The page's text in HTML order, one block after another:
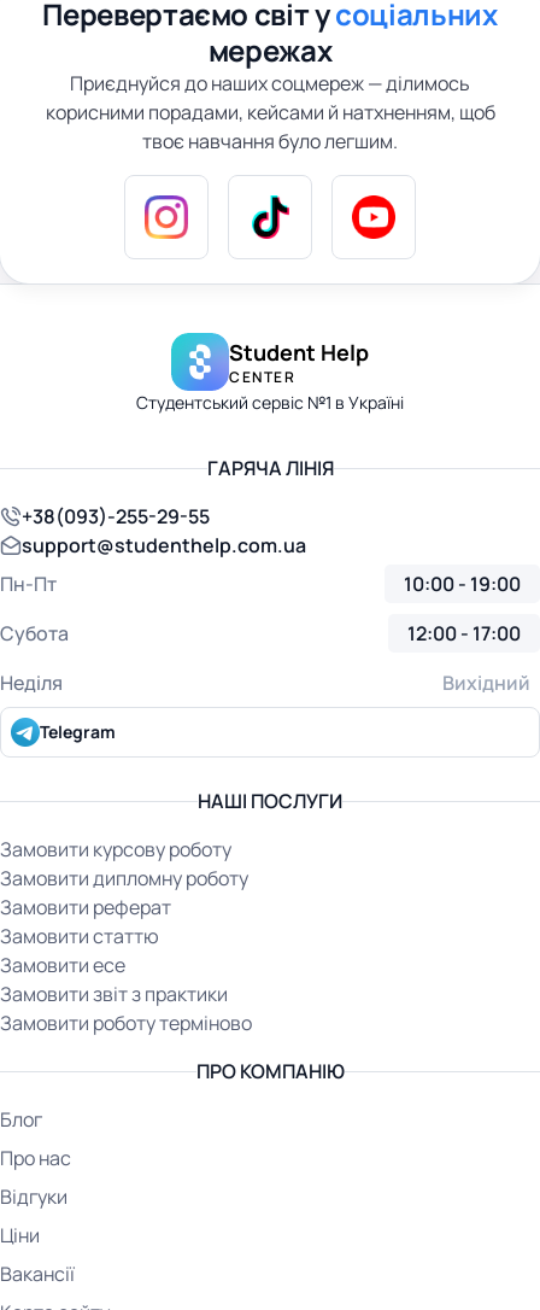
Перевертаємо світ усоціальних
мережах
Приєднуйся до наших соцмереж — ділимось
корисними порадами, кейсами й натхненням, щоб
твоє навчання було легшим.
Student Help
CENTER
Студентський сервіс №1 в Україні
НАШІ ПОСЛУГИ
Замовити курсову роботу
Замовити дипломну роботу
Замовити реферат
Замовити статтю
Замовити есе
Замовити звіт з практики
Замовити роботу терміново
ПРО КОМПАНІЮ
Блог
Про нас
Відгуки
Ціни
Вакансії
ГАРЯЧА ЛІНІЯ
+38(093)-255-29-55
support@studenthelp.com.ua
Пн-Пт
10:00 - 19:00
Субота
12:00 - 17:00
Неділя
Вихідний
Telegram